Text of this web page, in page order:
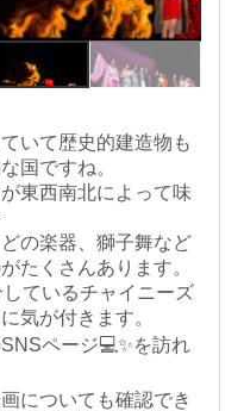
いて歴史的建造物も
国ですね。
東西南北によって味
の楽器、獅子舞など
たくさんあります。
ているチャイニーズ
気が付きます。
ページ💻✨を訪れ
についても確認でき